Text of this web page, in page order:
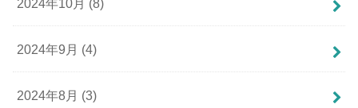
2024年10月 (8)
2024年9月 (4)
2024年8月 (3)